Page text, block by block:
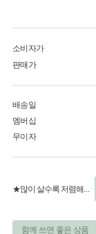
소비자가
판매가
배송일
멤버십
무이자
★많이 살수록 저렴해지는 특가★
함께 쓰면 좋은 상품